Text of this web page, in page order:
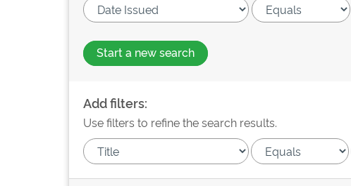
Start a new search
Add filters:
Use filters to refine the search results.